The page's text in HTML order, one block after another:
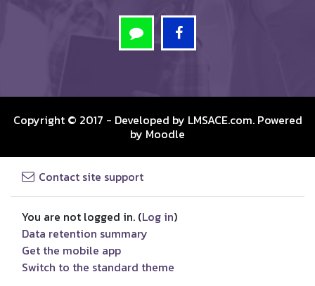
Copyright © 2017 - Developed by LMSACE.com. Powered
by Moodle
Contact site support
You are not logged in. (Log in)
Data retention summary
Get the mobile app
Switch to the standard theme